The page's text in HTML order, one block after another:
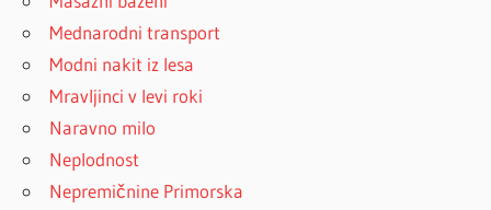
Mednarodni transport
Modni nakit iz lesa
Mravljinci v levi roki
Naravno milo
Neplodnost
Nepremičnine Primorska